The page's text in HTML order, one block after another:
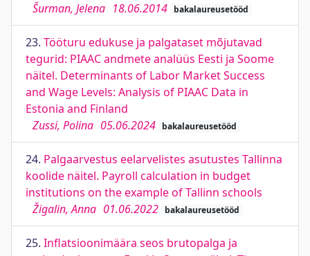
Šurman, Jelena 18.06.2014 bakalaureusetööd
23. Tööturu edukuse ja palgataset mõjutavad
tegurid: PIAAC andmete analüüs Eesti ja Soome
näitel. Determinants of Labor Market Success
and Wage Levels: Analysis of PIAAC Data in
Estonia and Finland
Zussi, Polina 05.06.2024 bakalaureusetööd
24. Palgaarvestus eelarvelistes asutustes Tallinna
koolide näitel. Payroll calculation in budget
institutions on the example of Tallinn schools
Žigalin, Anna 01.06.2022 bakalaureusetööd
25. Inflatsioonimäära seos brutopalga ja